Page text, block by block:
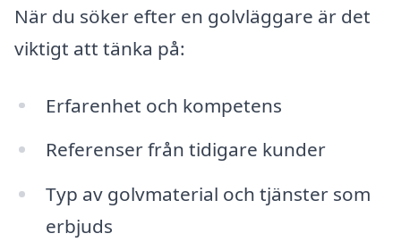
När du söker efter en golvläggare är det
viktigt att tänka på:
Erfarenhet och kompetens
Referenser från tidigare kunder
Typ av golvmaterial och tjänster som
erbjuds